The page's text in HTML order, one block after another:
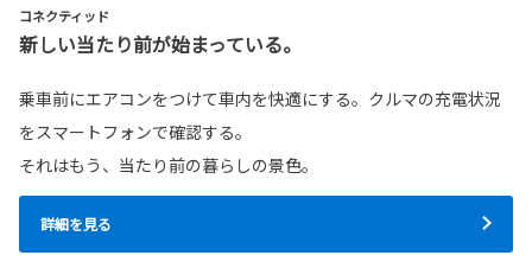
コネクティッド
新しい当たり前が始まっている。
乗車前にエアコンをつけて車内を快適にする。クルマの充電状況
をスマートフォンで確認する。
それはもう、当たり前の暮らしの景色。
詳細を見る